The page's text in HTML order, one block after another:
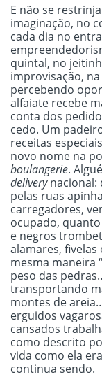
E não se
imaginação, no
cada dia no
quintal, no
improvisação,
percebendo
alfaiate recebe
conta dos
cedo. Um
receitas
novo nome na
boulangerie.
deliverynacional:
pelas ruas
carregadores,
ocupado,
e negros
alamares,
mesma maneira
peso das
transportando
montes de
erguidos
cansados
como descrito
vida como ela
continua sendo.